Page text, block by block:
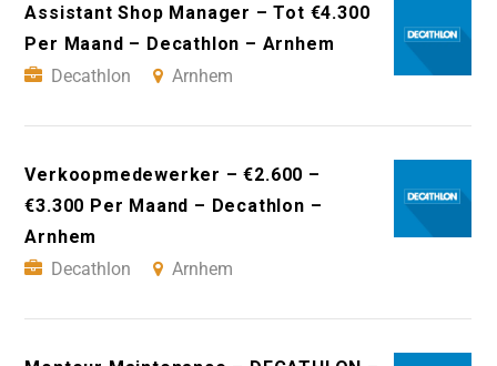
Assistant Shop Manager – Tot €4.300
Per Maand – Decathlon – Arnhem
Decathlon
Arnhem
Verkoopmedewerker – €2.600 –
€3.300 Per Maand – Decathlon –
Arnhem
Decathlon
Arnhem